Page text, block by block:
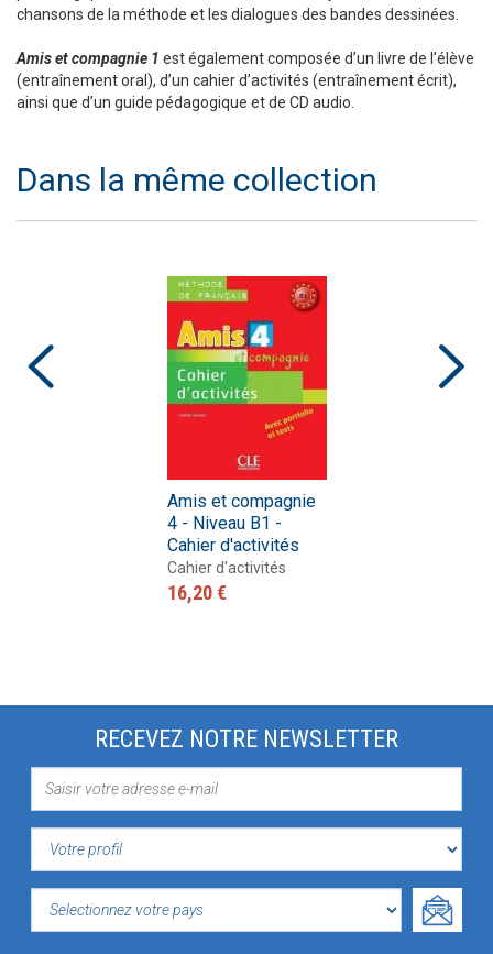
chansons de la méthode et les dialogues des bandes dessinées.
Amis et compagnie 1 est également composée d’un livre de l’élève
(entraînement oral), d’un cahier d’activités (entraînement écrit),
ainsi que d’un guide pédagogique et de CD audio.
Dans la même collection
Amis et compagnie
4 - Niveau B1 -
Cahier d'activités
Cahier d'activités
16,20 €
RECEVEZ NOTRE NEWSLETTER
VOTRE
PROFIL